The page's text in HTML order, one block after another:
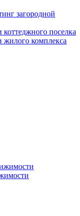
загородной
поселка
комплекса